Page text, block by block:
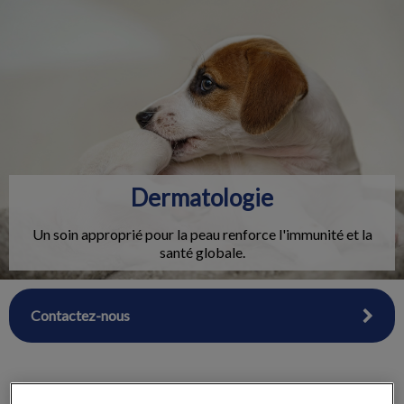
IvcPractices.HeaderNav.Search.Label
Dermatologie
Un soin approprié pour la peau renforce l'immunité et la
santé globale.
Contactez-nous